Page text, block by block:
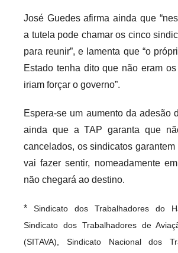
José Guedes afirma ainda que
a tutela pode chamar os cinco
para reunir”, e lamenta que “o
Estado tenha dito que não eram
iriam forçar o governo”.
Espera-se um aumento da adesão
ainda que a TAP garanta que
cancelados, os sindicatos
vai fazer sentir, nomeadamente
não chegará ao destino.
* Sindicato dos Trabalhadores do
Sindicato dos Trabalhadores de
(SITAVA), Sindicato Nacional dos